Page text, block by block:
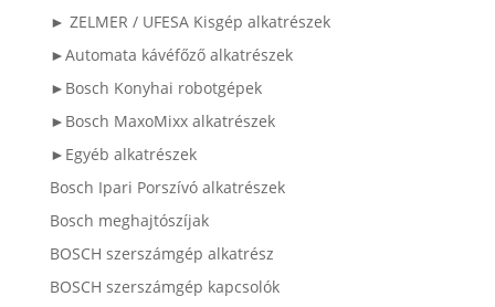
► ZELMER / UFESA Kisgép alkatrészek
►Automata kávéfőző alkatrészek
►Bosch Konyhai robotgépek
►Bosch MaxoMixx alkatrészek
►Egyéb alkatrészek
Bosch Ipari Porszívó alkatrészek
Bosch meghajtószíjak
BOSCH szerszámgép alkatrész
BOSCH szerszámgép kapcsolók